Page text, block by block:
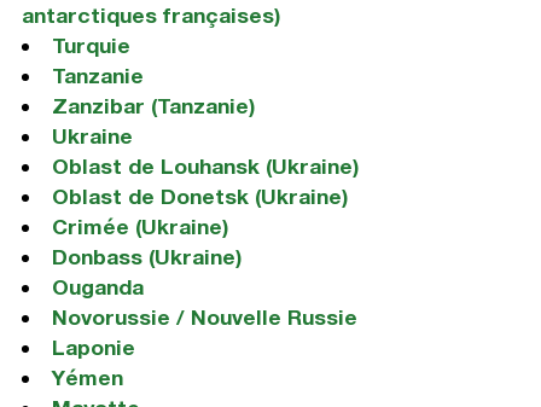
antarctiques françaises)
Turquie
Tanzanie
Zanzibar (Tanzanie)
Ukraine
Oblast de Louhansk (Ukraine)
Oblast de Donetsk (Ukraine)
Crimée (Ukraine)
Donbass (Ukraine)
Ouganda
Novorussie / Nouvelle Russie
Laponie
Yémen